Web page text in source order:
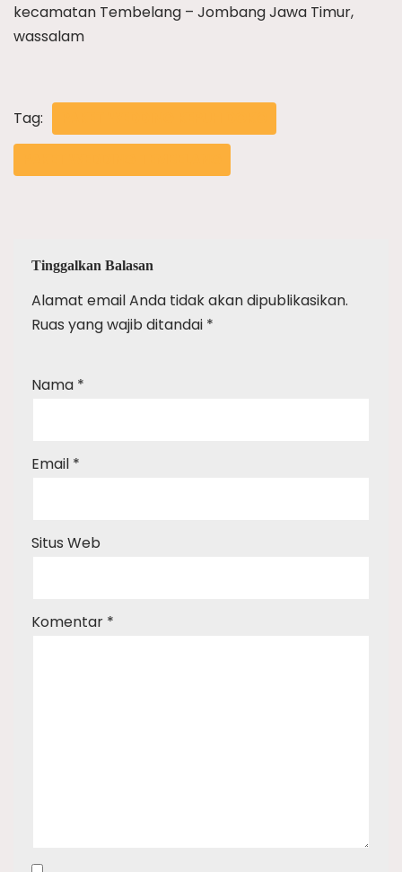
kecamatan Tembelang – Jombang Jawa Timur,
wassalam
Tag:
Tinggalkan Balasan
Alamat email Anda tidak akan dipublikasikan.
Ruas yang wajib ditandai *
Nama *
Email *
Situs Web
Komentar *